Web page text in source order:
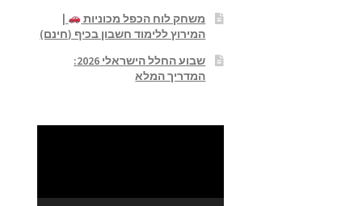
משחק לוח הכפל מכוניות
|
המירוץ ללימוד חשבון בכיף (חינם)
שבוע החלל הישראלי 2026:
המדריך המלא